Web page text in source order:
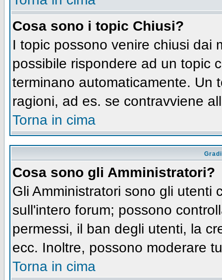
Cosa sono i topic Chiusi?
I topic possono venire chiusi
possibile rispondere ad un topic
terminano automaticamente.
ragioni, ad es. se contravviene
Torna in cima
Cosa sono gli Amministratori?
Gli Amministratori sono gli
sull'intero forum; possono
permessi, il ban degli utenti, la
ecc. Inoltre, possono moderare
Torna in cima